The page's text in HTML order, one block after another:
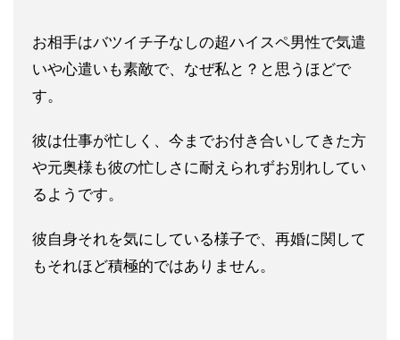
お相手はバツイチ子なしの超ハイスペ男性で気遣
いや心遣いも素敵で、なぜ私と？と思うほどで
す。
彼は仕事が忙しく、今までお付き合いしてきた方
や元奥様も彼の忙しさに耐えられずお別れしてい
るようです。
彼自身それを気にしている様子で、再婚に関して
もそれほど積極的ではありません。